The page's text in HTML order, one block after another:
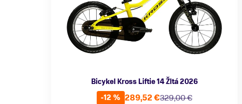
Bicykel Kross Liftie 14 Žltá 2026
-12 %
329,00 €
289,52 €